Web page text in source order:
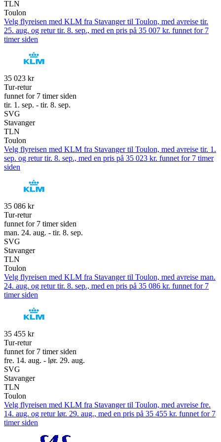
TLN
Toulon
Velg flyreisen med KLM fra Stavanger til Toulon, med avreise tir.
25. aug. og retur tir. 8. sep., med en pris på 35 007 kr. funnet for 7
timer siden
35 023 kr
Tur-retur
funnet for 7 timer siden
tir. 1. sep. - tir. 8. sep.
SVG
Stavanger
TLN
Toulon
Velg flyreisen med KLM fra Stavanger til Toulon, med avreise tir. 1.
sep. og retur tir. 8. sep., med en pris på 35 023 kr. funnet for 7 timer
siden
35 086 kr
Tur-retur
funnet for 7 timer siden
man. 24. aug. - tir. 8. sep.
SVG
Stavanger
TLN
Toulon
Velg flyreisen med KLM fra Stavanger til Toulon, med avreise man.
24. aug. og retur tir. 8. sep., med en pris på 35 086 kr. funnet for 7
timer siden
35 455 kr
Tur-retur
funnet for 7 timer siden
fre. 14. aug. - lør. 29. aug.
SVG
Stavanger
TLN
Toulon
Velg flyreisen med KLM fra Stavanger til Toulon, med avreise fre.
14. aug. og retur lør. 29. aug., med en pris på 35 455 kr. funnet for 7
timer siden